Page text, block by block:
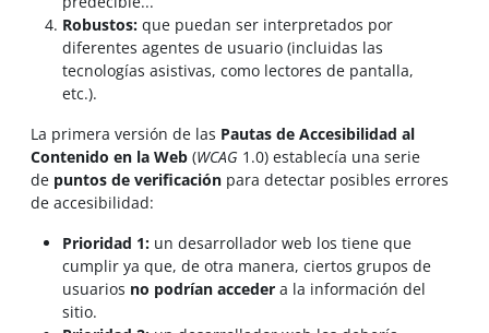
Robustos:que puedan ser interpretados por
diferentes agentes de usuario (incluidas las
tecnologías asistivas, como lectores de pantalla,
etc.).
La primera versión de las Pautas de Accesibilidad al
Contenido en la Web (WCAG 1.0) establecía una serie
de puntos de verificación para detectar posibles errores
de accesibilidad:
Prioridad 1:un desarrollador web los tiene que
cumplir ya que, de otra manera, ciertos grupos de
usuarios no podrían accedera la información del
sitio.